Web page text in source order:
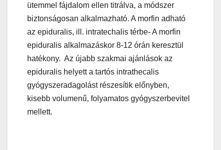
ütemmel fájdalom ellen titrálva, a módszer
biztonságosan alkalmazható. A morfin adható
az epiduralis, ill. intratechalis térbe- A morfin
epiduralis alkalmazáskor 8-12 órán keresztül
hatékony. Az újabb szakmai ajánlások az
epiduralis helyett a tartós intrathecalis
gyógyszeradagolást részesítik előnyben,
kisebb volumenű, folyamatos gyógyszerbevitel
mellett.